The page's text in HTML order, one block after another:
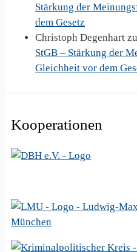
Stärkung der
dem Gesetz
Christoph Degenhart zu
StGB – Stärkung der
Gleichheit vor dem
Kooperationen